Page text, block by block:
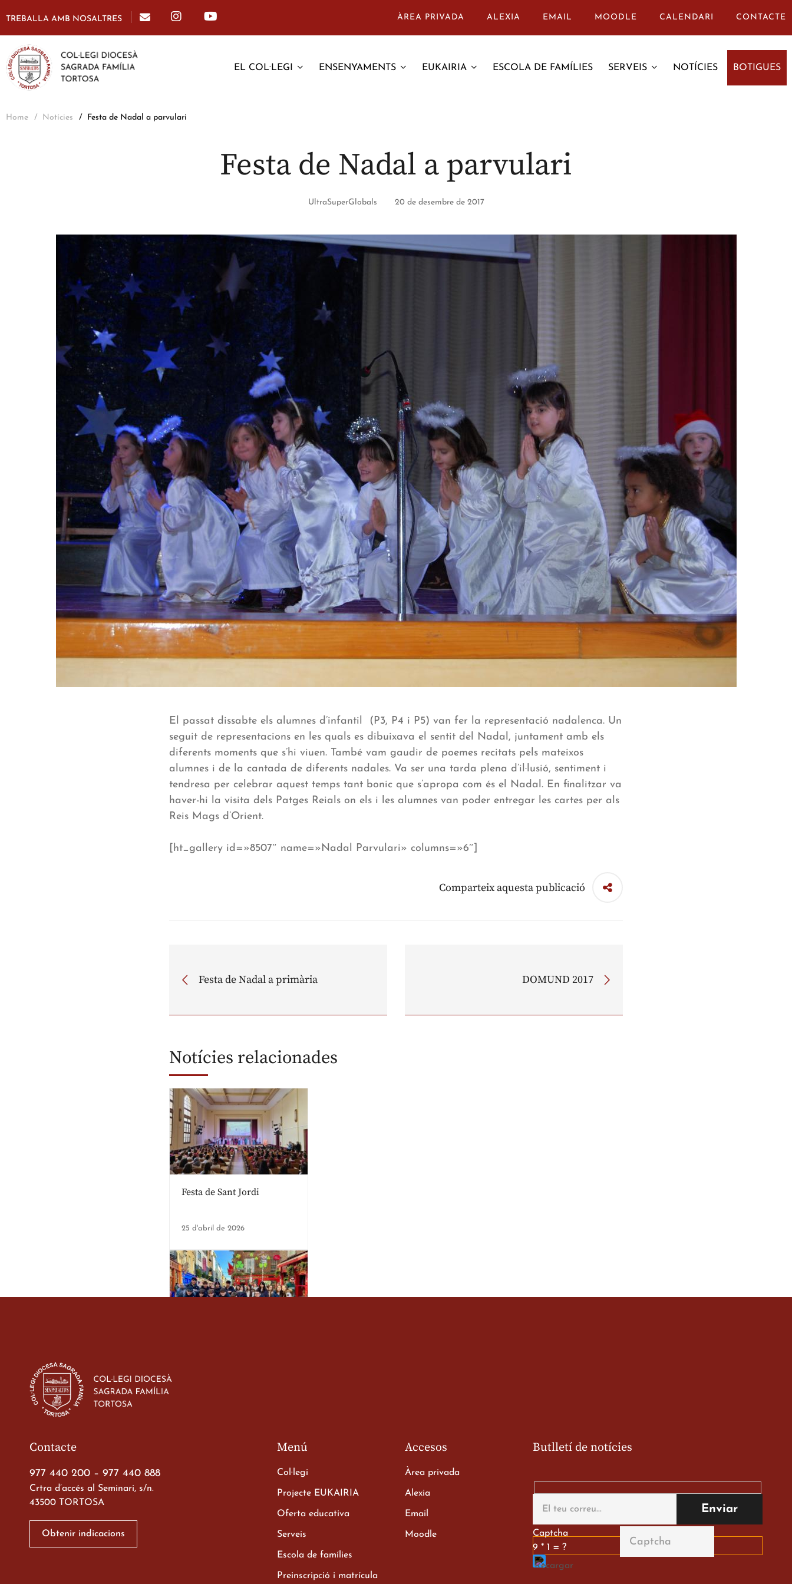
TREBALLA AMB NOSALTRES ÀREA PRIVADA ALEXIA EMAIL MOODLE CALENDARI CONTACTE
EL COL·LEGI ENSENYAMENTS EUKAIRIA ESCOLA DE FAMÍLIES SERVEIS NOTÍCIES BOTIGUES
Home Notícies Festa de Nadal a parvulari
Festa de Nadal a parvulari
UltraSuperGlobals 20 de desembre de 2017
El passat dissabte els alumnes d’infantil (P3, P4 i P5) van fer la representació nadalenca. Un
seguit de representacions en les quals es dibuixava el sentit del Nadal, juntament amb els
diferents moments que s’hi viuen. També vam gaudir de poemes recitats pels mateixos
alumnes i de la cantada de diferents nadales. Va ser una tarda plena d’il·lusió, sentiment i
tendresa per celebrar aquest temps tant bonic que s’apropa com és el Nadal. En finalitzar va
haver-hi la visita dels Patges Reials on els i les alumnes van poder entregar les cartes per als
Reis Mags d’Orient.
[ht_gallery id=»8507″ name=»Nadal Parvulari» columns=»6″]
Comparteix aquesta publicació
Festa de Nadal a primària DOMUND 2017
Notícies relacionades
Festa de Sant Jordi
25 d'abril de 2026
Xerrada del Sr. Bisbe als
Contacte
977 440 200 – 977 440 888
Crtra d’accés al Seminari, s/n.
43500 TORTOSA
Obtenir indicacions
Menú
Col·legi
Projecte EUKAIRIA
Oferta educativa
Serveis
Escola de famílies
Preinscripció i matrícula
Accesos
Àrea privada
Alexia
Email
Moodle
Butlletí de notícies
Captcha
9 * 1 = ?